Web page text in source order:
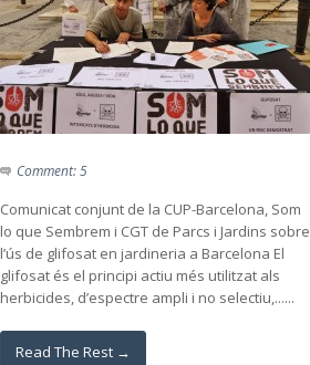
Comment: 5
Comunicat conjunt de la CUP-Barcelona, Som
lo que Sembrem i CGT de Parcs i Jardins sobre
l’ús de glifosat en jardineria a Barcelona El
glifosat és el principi actiu més utilitzat als
herbicides, d’espectre ampli i no selectiu,......
Read The Rest →